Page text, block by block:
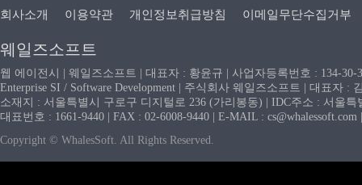
회사소개 이용약관 개인정보취급방침 이메일무단수집거부
웨일즈소프트
웹 에이전시 | 웨일즈소프트 | 대표자 : 황윤규 | 사업자등록번호 : 134-
Enterprise SI / Software Development | 주식회사 웨일즈소프트 | 대표자 :
소재지 : 서울특별시 구로구 디지털로 236 (가리봉동) | IDC주소 : 서울
대표번호 : 1661-9440 | FAX : 02-6008-9440 | E-MAIL :
Copyright © WhalesSoft. All Rights Reserved.